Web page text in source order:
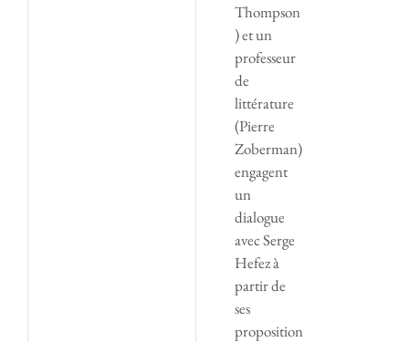
Thompson
) et un
professeur
de
littérature
(Pierre
Zoberman)
engagent
un
dialogue
avec Serge
Hefez à
partir de
ses
proposition